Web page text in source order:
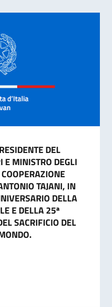
DEL
E MINISTRO DEGLI
TAJANI, IN
DELLA
E DELLA 25ª
SACRIFICIO DEL
DEL CONSIGLIO DEI